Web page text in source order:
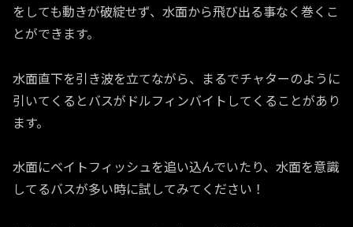
をしても動きが破綻せず、水面から飛び出る事なく巻くこ
とができます。
水面直下を引き波を立てながら、まるでチャターのように
引いてくるとバスがドルフィンバイトしてくることがあり
ます。
水面にベイトフィッシュを追い込んでいたり、水面を意識
してるバスが多い時に試してみてください！